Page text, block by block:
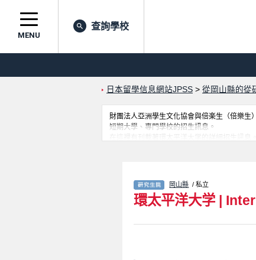
MENU
查詢學校
日本留學信息網站JPSS > 從岡山縣的從
財團法人亞洲學生文化協會與倍楽生（倍樂生
短期大學、專門學校的招生訊息。
在這裡有刊載著環太平洋大学的詳細招生訊
岡山縣 / 私立
環太平洋大学 |